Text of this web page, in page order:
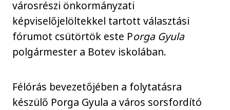
városrészi önkormányzati
képviselőjelöltekkel tartott választási
fórumot csütörtök este Porga Gyula
polgármester a Botev iskolában.
Félórás bevezetőjében a folytatásra
készülő Porga Gyula a város sorsfordító